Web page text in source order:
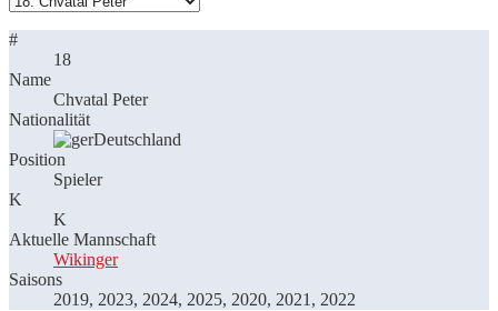
#
18
Name
Chvatal Peter
Nationalität
Deutschland
Position
Spieler
K
K
Aktuelle Mannschaft
Wikinger
Saisons
2019, 2023, 2024, 2025, 2020, 2021, 2022